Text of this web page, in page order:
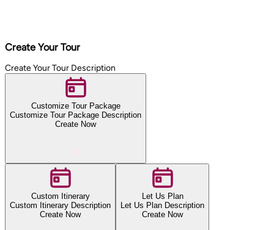
Create Your Tour
Create Your Tour Description
Customize Tour Package
Customize Tour Package Description
Create Now
Custom Itinerary
Custom Itinerary Description
Create Now
Let Us Plan
Let Us Plan Description
Create Now